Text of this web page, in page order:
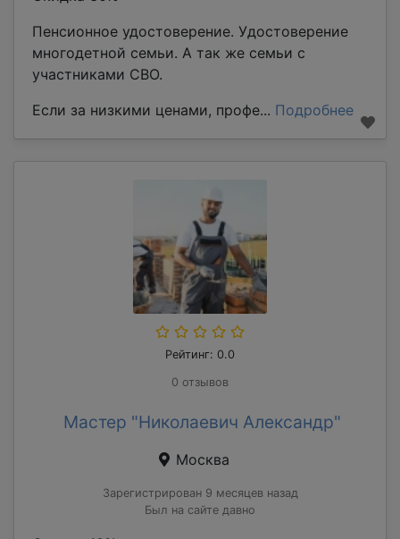
Пенсионное удостоверение. Удостоверение
многодетной семьи. А так же семьи с
участниками СВО.
Если за низкими ценами, профе... Подробнее
Рейтинг: 0.0
0 отзывов
Мастер "Николаевич Александр"
Москва
Зарегистрирован 9 месяцев назад
Был на сайте давно